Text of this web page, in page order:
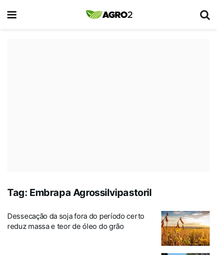
Tag: Embrapa Agrossilvipastoril
Dessecação da soja fora do período certo
reduz massa e teor de óleo do grão